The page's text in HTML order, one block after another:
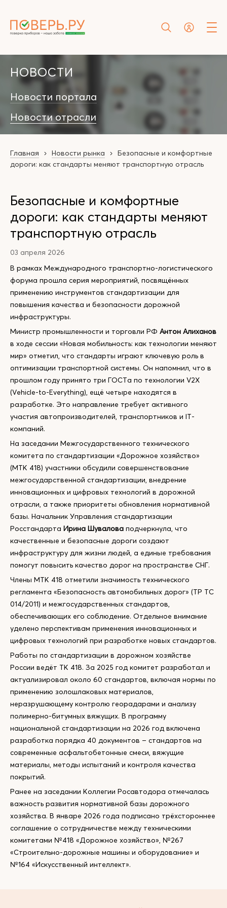
НОВОСТИ
Новости портала
Новости отрасли
Главная Новости рынка
Безопасные и комфортные
дороги: как стандарты меняют транспортную отрасль
Безопасные и комфортные
дороги: как стандарты меняют
транспортную отрасль
03 апреля 2026
В рамках Международного транспортно-логистического
форума прошла серия мероприятий, посвящённых
применению инструментов стандартизации для
повышения качества и безопасности дорожной
инфраструктуры.
Министр промышленности и торговли РФ Антон Алиханов
в ходе сессии «Новая мобильность: как технологии меняют
мир» отметил, что стандарты играют ключевую роль в
оптимизации транспортной системы. Он напомнил, что в
прошлом году принято три ГОСТа по технологии V2X
(Vehicle-to-Everything), ещё четыре находятся в
разработке. Это направление требует активного
участия автопроизводителей, транспортников и IT-
компаний.
На заседании Межгосударственного технического
комитета по стандартизации «Дорожное хозяйство»
(МТК 418) участники обсудили совершенствование
межгосударственной стандартизации, внедрение
инновационных и цифровых технологий в дорожной
отрасли, а также приоритеты обновления нормативной
базы. Начальник Управления стандартизации
Росстандарта Ирина Шувалова подчеркнула, что
качественные и безопасные дороги создают
инфраструктуру для жизни людей, а единые требования
помогут повысить качество дорог на пространстве СНГ.
Члены МТК 418 отметили значимость технического
регламента «Безопасность автомобильных дорог» (ТР ТС
014/2011) и межгосударственных стандартов,
обеспечивающих его соблюдение. Отдельное внимание
уделено перспективам применения инновационных и
цифровых технологий при разработке новых стандартов.
Работы по стандартизации в дорожном хозяйстве
России ведёт ТК 418. За 2025 год комитет разработал и
актуализировал около 60 стандартов, включая нормы по
применению золошлаковых материалов,
неразрушающему контролю георадарами и анализу
полимерно-битумных вяжущих. В программу
национальной стандартизации на 2026 год включена
разработка порядка 40 документов – стандартов на
современные асфальтобетонные смеси, вяжущие
материалы, методы испытаний и контроля качества
покрытий.
Ранее на заседании Коллегии Росавтодора отмечалась
важность развития нормативной базы дорожного
хозяйства. В январе 2026 года подписано трёхстороннее
соглашение о сотрудничестве между техническими
комитетами №418 «Дорожное хозяйство», №267
«Строительно-дорожные машины и оборудование» и
№164 «Искусственный интеллект».